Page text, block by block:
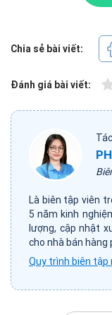
Chia sẻ bài viết:
Đánh giá bài viết:
Là biên tập viên
5 năm kinh
lượng, cập nhật
cho nhà bán
Quy trình biên tập